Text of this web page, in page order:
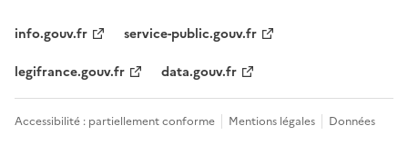
info.gouv.fr
service-public.gouv.fr
legifrance.gouv.fr
data.gouv.fr
Accessibilité : partiellement conforme Mentions légales
Données